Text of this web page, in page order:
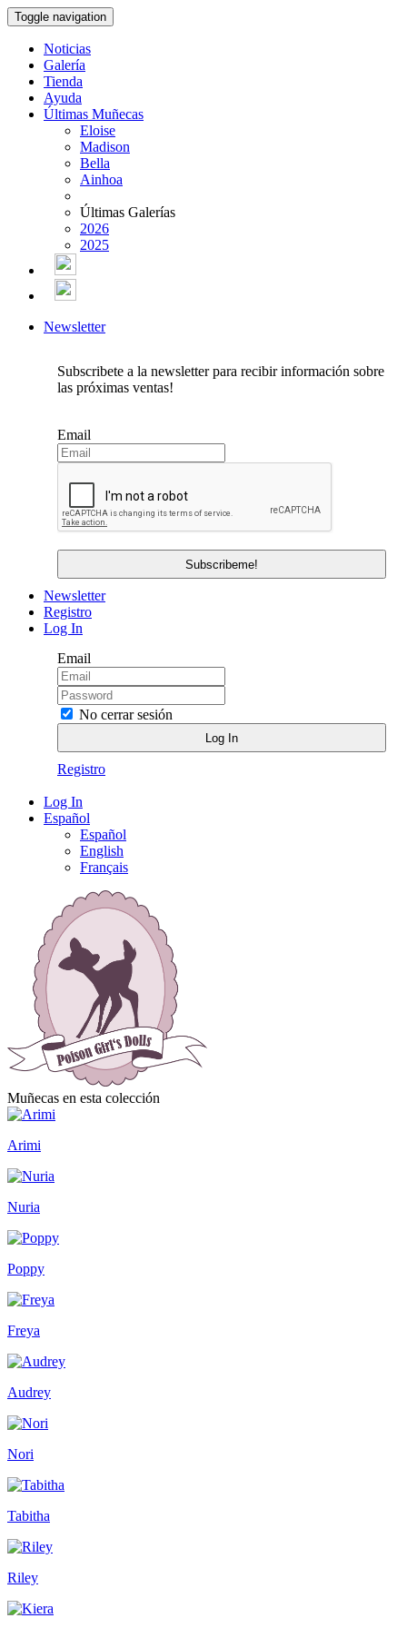
Toggle navigation
Noticias
Galería
Tienda
Ayuda
Últimas Muñecas
Eloise
Madison
Bella
Ainhoa
Últimas Galerías
2026
2025
Newsletter
Subscribete a la newsletter para recibir información sobre
las próximas ventas!
Email
Newsletter
Registro
Log In
Email
No cerrar sesión
Registro
Log In
Español
Español
English
Français
Muñecas en esta colección
Arimi
Nuria
Poppy
Freya
Audrey
Nori
Tabitha
Riley